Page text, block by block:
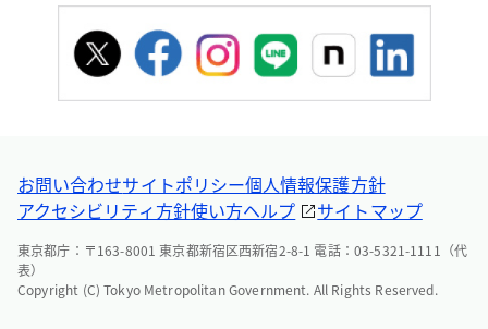
お問い合わせサイトポリシー個人情報保護方針
アクセシビリティ方針使い方ヘルプ サイトマップ
東京都庁：〒163-8001 東京都新宿区西新宿2-8-1 電話：03-5321-1111（代
表）
Copyright (C) Tokyo Metropolitan Government. All Rights Reserved.